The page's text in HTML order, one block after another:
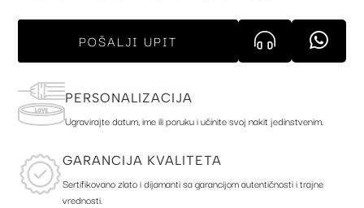
POŠALJI UPIT
PERSONALIZACIJA
Ugravirajte datum, ime ili poruku i učinite svoj nakit jedinstvenim.
GARANCIJA KVALITETA
Sertifikovano zlato i dijamanti sa garancijom autentičnosti i trajne
vrednosti.